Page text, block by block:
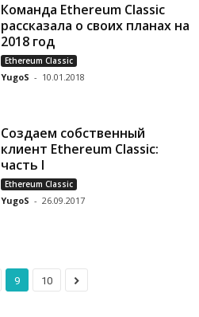
Команда Ethereum Classic
рассказала о своих планах на
2018 год
Ethereum Classic
YugoS - 10.01.2018
Создаем собственный
клиент Ethereum Classic:
часть I
Ethereum Classic
YugoS - 26.09.2017
9 10